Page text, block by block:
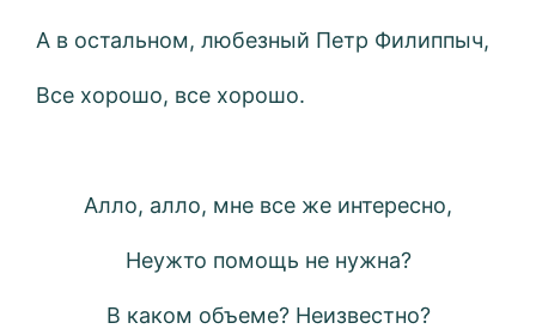
А в остальном, любезный Петр Филиппыч,
Все хорошо, все хорошо.
Алло, алло, мне все же интересно,
Неужто помощь не нужна?
В каком объеме? Неизвестно?